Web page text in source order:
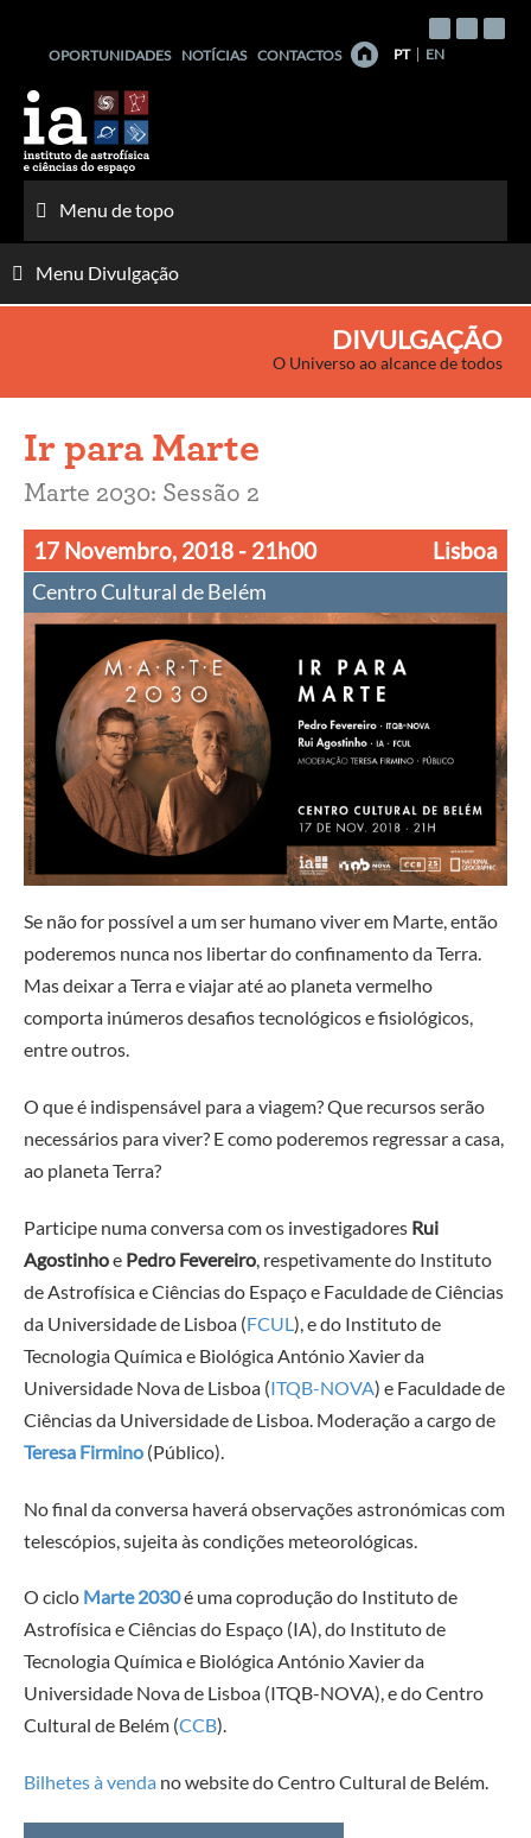
conteúdo
OPORTUNIDADES NOTÍCIAS CONTACTOS PT EN
Menu de topo
Menu Divulgação
DIVULGAÇÃO
O Universo ao alcance de todos
Ir para Marte
Marte 2030: Sessão 2
17 Novembro, 2018 - 21h00 Lisboa
Centro Cultural de Belém
Se não for possível a um ser humano viver em Marte, então
poderemos nunca nos libertar do confinamento da Terra.
Mas deixar a Terra e viajar até ao planeta vermelho
comporta inúmeros desafios tecnológicos e fisiológicos,
entre outros.
O que é indispensável para a viagem? Que recursos serão
necessários para viver? E como poderemos regressar a casa,
ao planeta Terra?
Participe numa conversa com os investigadores Rui
Agostinhoe Pedro Fevereiro, respetivamente do Instituto
de Astrofísica e Ciências do Espaço e Faculdade de Ciências
da Universidade de Lisboa (FCUL), e do Instituto de
Tecnologia Química e Biológica António Xavier da
Universidade Nova de Lisboa (ITQB-NOVA) e Faculdade de
Ciências da Universidade de Lisboa. Moderação a cargo de
Teresa Firmino (Público).
No final da conversa haverá observações astronómicas com
telescópios, sujeita às condições meteorológicas.
O ciclo Marte 2030é uma coprodução do Instituto de
Astrofísica e Ciências do Espaço (IA), do Instituto de
Tecnologia Química e Biológica António Xavier da
Universidade Nova de Lisboa (ITQB-NOVA), e do Centro
Cultural de Belém (CCB).
Bilhetes à venda no website do Centro Cultural de Belém.